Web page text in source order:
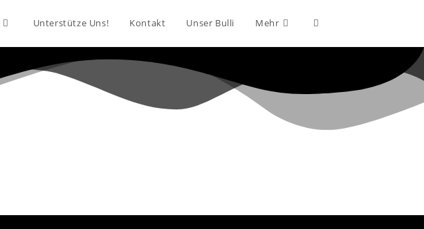
Unterstütze Uns! Kontakt Unser Bulli Mehr